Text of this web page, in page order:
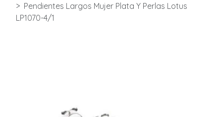
Pendientes Largos Mujer Plata Y Perlas Lotus
LP1070-4/1